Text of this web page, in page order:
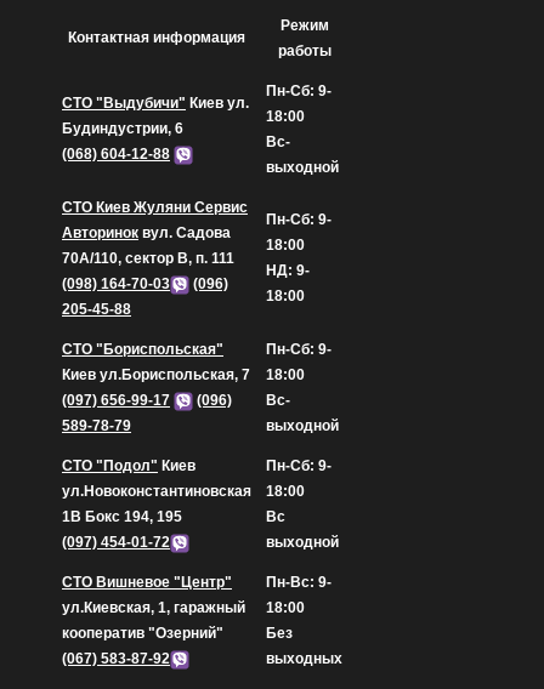
Контактная информация
Режим
работы
СТО "Выдубичи" Киев ул.
Будиндустрии, 6
(068) 604-12-88
Пн-Сб: 9-
18:00
Вс-
выходной
СТО Киев Жуляни Сервис
Авторинок вул. Садова
70А/110, сектор В, п. 111
(098) 164-70-03
(096)
205-45-88
Пн-Сб: 9-
18:00
НД: 9-
18:00
СТО "Бориспольская"
Киев ул.Бориспольская, 7
(097) 656-99-17
(096)
589-78-79
Пн-Сб: 9-
18:00
Вс-
выходной
СТО "Подол" Киев
ул.Новоконстантиновская
1В Бокс 194, 195
(097) 454-01-72
Пн-Сб: 9-
18:00
Вс
выходной
СТО Вишневое "Центр"
ул.Киевская, 1, гаражный
кооператив "Озерний"
(067) 583-87-92
Пн-Вс: 9-
18:00
Без
выходных